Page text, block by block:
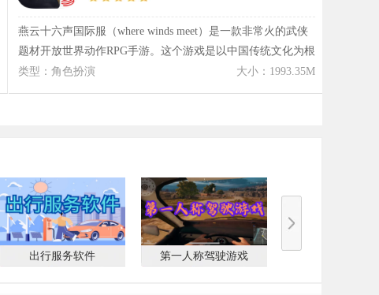
现。，适合喜欢多人互动与武侠成长体验的玩家进入探索。
燕云十六声国际服（where winds meet）是一款非常火的武侠
题材开放世界动作RPG手游。这个游戏是以中国传统文化为根
基，打造了兼具武侠意境与探索深度的宏大世界。燕云十六
声国际服里融合了战斗、养成、探索和剧情推进等多种玩
和探索乐趣。
大小：1993.35M
类型：角色扮演
出行服务软件 第一人称驾驶游戏